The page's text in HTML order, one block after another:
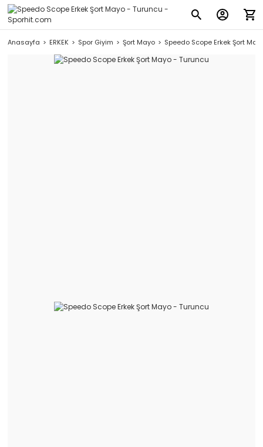
Anasayfa ERKEK Spor Giyim Şort Mayo Speedo Scope Erkek Şort